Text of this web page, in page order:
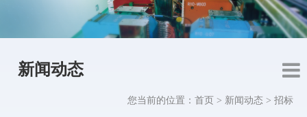
新闻动态
您当前的位置： 首页 > 新闻动态 > 招标